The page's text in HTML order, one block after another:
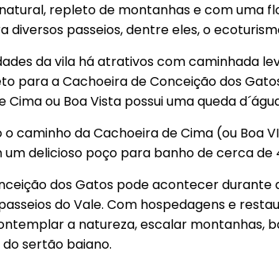
repleto de montanhas e com uma
diversos passeios, dentre eles, o
da vila há atrativos comcaminhada
para a Cachoeira de Conceição dos
Cima ou Boa Vista possui uma queda
caminho da Cachoeira de Cima (ou Boa
um delicioso poço para banho de cerca de
dos Gatos pode acontecer
do Vale. Com hospedagens e
a natureza, escalar montanhas,
sertão baiano.